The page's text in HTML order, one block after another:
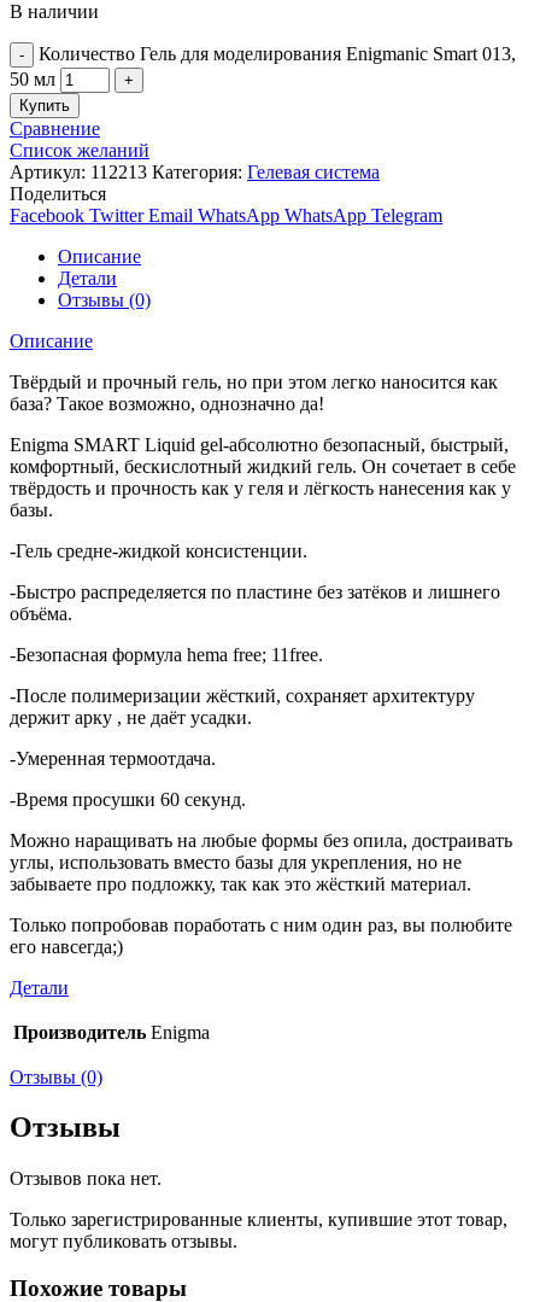
В наличии
Количество Гель для моделирования Enigmanic Smart 013,
50 мл
Купить
Сравнение
Список желаний
Артикул: 112213 Категория: Гелевая система
Поделиться
Facebook Twitter Email WhatsApp WhatsApp Telegram
Описание
Детали
Отзывы (0)
Описание
Твёрдый и прочный гель, но при этом легко наносится как
база? Такое возможно, однозначно да!
Enigma SMART Liquid gel-абсолютно безопасный, быстрый,
комфортный, бескислотный жидкий гель. Он сочетает в себе
твёрдость и прочность как у геля и лёгкость нанесения как у
базы.
-Гель средне-жидкой консистенции.
-Быстро распределяется по пластине без затёков и лишнего
объёма.
-Безопасная формула hema free; 11free.
-После полимеризации жёсткий, сохраняет архитектуру
держит арку , не даёт усадки.
-Умеренная термоотдача.
-Время просушки 60 секунд.
Можно наращивать на любые формы без опила, достраивать
углы, использовать вместо базы для укрепления, но не
забываете про подложку, так как это жёсткий материал.
Только попробовав поработать с ним один раз, вы полюбите
его навсегда;)
Детали
Производитель Enigma
Отзывы (0)
Отзывы
Отзывов пока нет.
Только зарегистрированные клиенты, купившие этот товар,
могут публиковать отзывы.
Похожие товары